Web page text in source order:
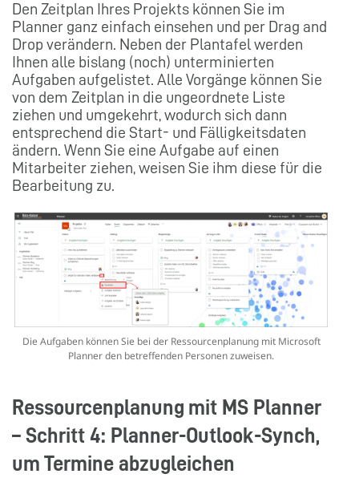
Den Zeitplan Ihres Projekts können Sie im
Planner ganz einfach einsehen und per Drag and
Drop verändern. Neben der Plantafel werden
Ihnen alle bislang (noch) unterminierten
Aufgaben aufgelistet. Alle Vorgänge können Sie
von dem Zeitplan in die ungeordnete Liste
ziehen und umgekehrt, wodurch sich dann
entsprechend die Start- und Fälligkeitsdaten
ändern. Wenn Sie eine Aufgabe auf einen
Mitarbeiter ziehen, weisen Sie ihm diese für die
Bearbeitung zu.
Die Aufgaben können Sie bei der Ressourcenplanung mit Microsoft
Planner den betreffenden Personen zuweisen.
Ressourcenplanung mit MS Planner
– Schritt 4: Planner-Outlook-Synch,
um Termine abzugleichen